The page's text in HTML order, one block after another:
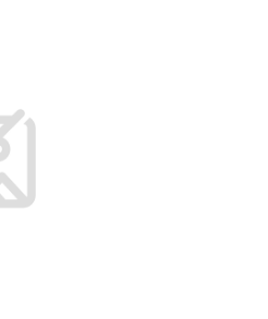
niektoré boli aj